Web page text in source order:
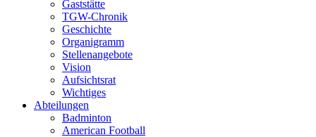
Gaststätte
TGW-Chronik
Geschichte
Organigramm
Stellenangebote
Vision
Aufsichtsrat
Wichtiges
Abteilungen
Badminton
American Football